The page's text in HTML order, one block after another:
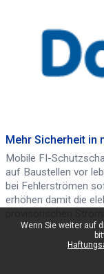
Wenn Sie weiter auf
Mehr Sicherheit in
Mobile FI-
auf Baustellen vor
bei Fehlerströmen
erhöhen damit die
Elektrowerkzeugen
Hinweis: Die BG